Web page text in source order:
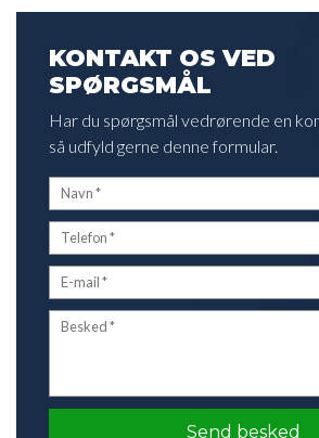
KONTAKT OS VED
SPØRGSMÅL
Har du spørgsmål vedrørende en
så udfyld gerne denne formular.